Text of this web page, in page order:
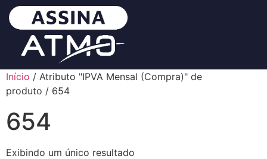
Início / Atributo "IPVA Mensal (Compra)" de
produto / 654
654
Exibindo um único resultado